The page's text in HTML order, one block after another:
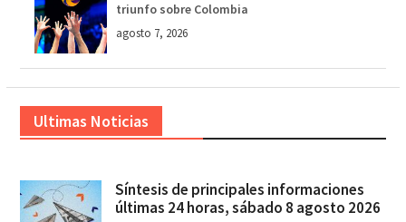
triunfo sobre Colombia
agosto 7, 2026
Ultimas Noticias
Síntesis de principales informaciones
últimas 24 horas, sábado 8 agosto 2026